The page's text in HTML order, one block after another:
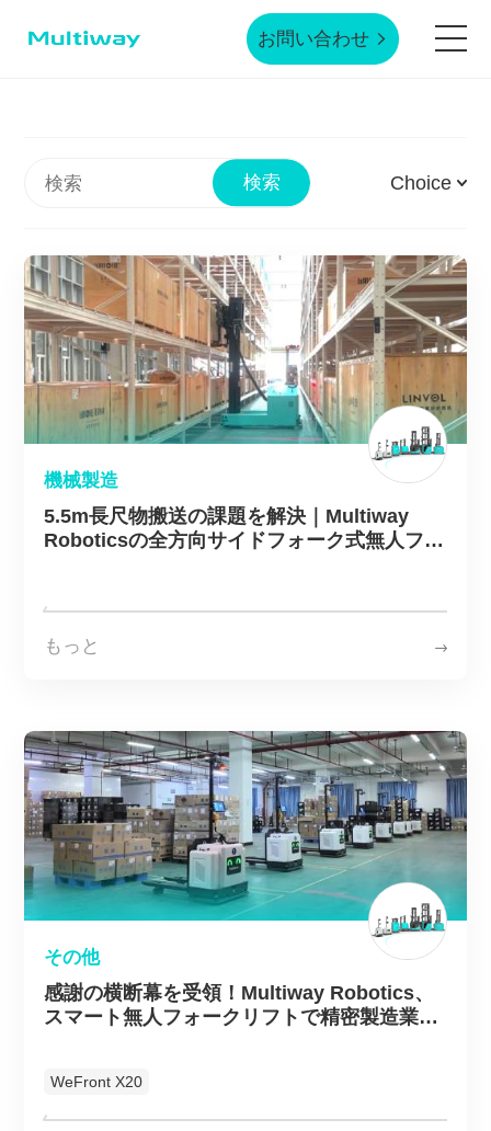
お問い合わせ
製品技術
応用シーン
業界事例
サービスサポート
Multiway について
DE
検索 Choice
機械製造
5.5m長尺物搬送の課題を解決｜Multiway
Roboticsの全方向サイドフォーク式無人フォ
もっと
その他
感謝の横断幕を受領！Multiway Robotics、
スマート無人フォークリフトで精密製造業の
WeFront X20